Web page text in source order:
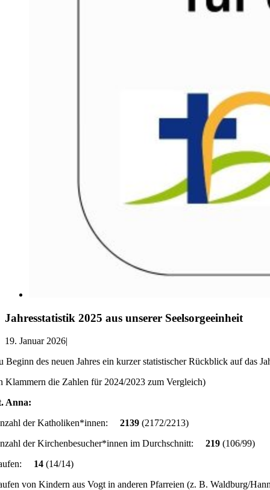
Jahresstatistik 2025 aus unserer Seelsorgeeinheit
19. Januar 2026|
Beginn des neuen Jahres ein kurzer statistischer Rückblick auf das
Klammern die Zahlen für 2024/2023 zum Vergleich)
Anna:
der Katholiken*innen: 2139 (2172/2213)
der Kirchenbesucher*innen im Durchschnitt: 219 (106/99)
14 (14/14)
von Kindern aus Vogt in anderen Pfarreien (z. B. Waldburg/